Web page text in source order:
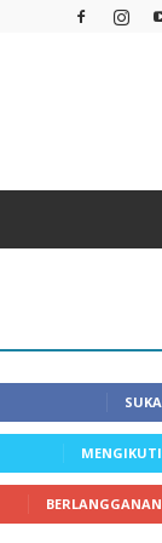
SUKA
MENGIKUTI
BERLANGGANAN